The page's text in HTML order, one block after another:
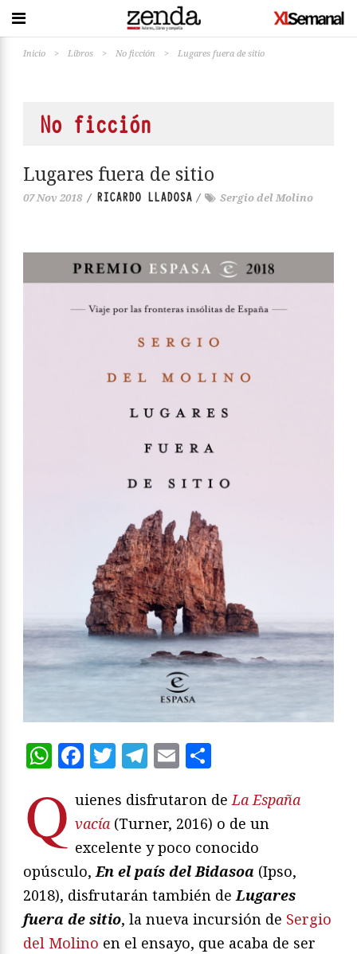
Inicio > Libros > No ficción > Lugares fuera de sitio
No ficción
Lugares fuera de sitio
07 Nov 2018 / RICARDO LLADOSA / Sergio del Molino
WhatsApp
Facebook
Twitter
Telegram
Email
Q uienes disfrutaron deLa España
vacía (Turner, 2016) o de un
excelente y poco conocido
opúsculo,En el país del Bidasoa (Ipso,
2018), disfrutarán también deLugares
fuera de sitio, la nueva incursión de Sergio
del Molino en el ensayo, que acaba de ser